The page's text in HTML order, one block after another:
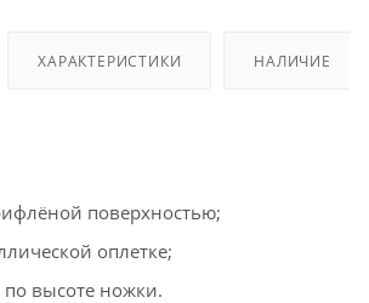
ХАРАКТЕРИСТИКИ НАЛИЧИЕ
поверхностью;
оплетке;
высоте ножки.